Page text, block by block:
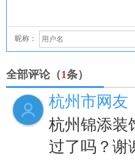
昵称：
全部评论（1条）
杭州市网友
杭州锦添装
过了吗？谢